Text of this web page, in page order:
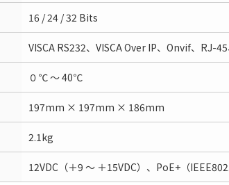
16 / 24 / 32 Bits
VISCA RS232、VISCA Over IP、Onvif、RJ-
０℃ ～ 40℃
197mm × 197mm × 186mm
2.1kg
12VDC（＋9 ～ ＋15VDC）、PoE+（